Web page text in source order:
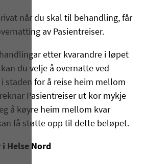
når du skal til behandling, får
av Pasientreiser.
etter kvarandre i løpet
du velje å overnatte ved
staden for å reise heim mellom
Pasientreiser ut kor mykje
å køyre heim mellom kvar
få støtte opp til dette beløpet.
Helse Nord